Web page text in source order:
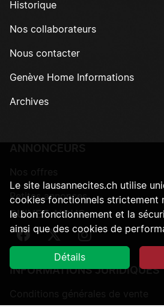
Historique
Nos collaborateurs
Nous contacter
Genève Home Informations
Archives
Petites annonces
SUIVEZ-NOUS
Suivez-nous sur
Suivez-nous
Suivez-
INFORMATIONS JURIDIQUES
Le site lausannecites.ch utilise
cookies fonctionnels strictement
le bon fonctionnement et la
ainsi que des cookies de
Détails